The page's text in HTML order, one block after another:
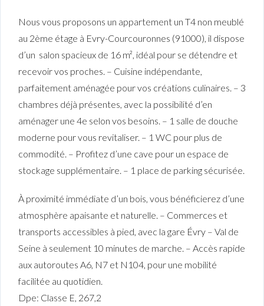
Nous vous proposons un appartement un T4 non meublé
au 2ème étage à Evry-Courcouronnes (91000), il dispose
d’un salon spacieux de 16 m², idéal pour se détendre et
recevoir vos proches. – Cuisine indépendante,
parfaitement aménagée pour vos créations culinaires. – 3
chambres déjà présentes, avec la possibilité d’en
aménager une 4e selon vos besoins. – 1 salle de douche
moderne pour vous revitaliser. – 1 WC pour plus de
commodité. – Profitez d’une cave pour un espace de
stockage supplémentaire. – 1 place de parking sécurisée.
À proximité immédiate d’un bois, vous bénéficierez d’une
atmosphère apaisante et naturelle. – Commerces et
transports accessibles à pied, avec la gare Évry – Val de
Seine à seulement 10 minutes de marche. – Accès rapide
aux autoroutes A6, N7 et N104, pour une mobilité
facilitée au quotidien.
Dpe: Classe E, 267,2